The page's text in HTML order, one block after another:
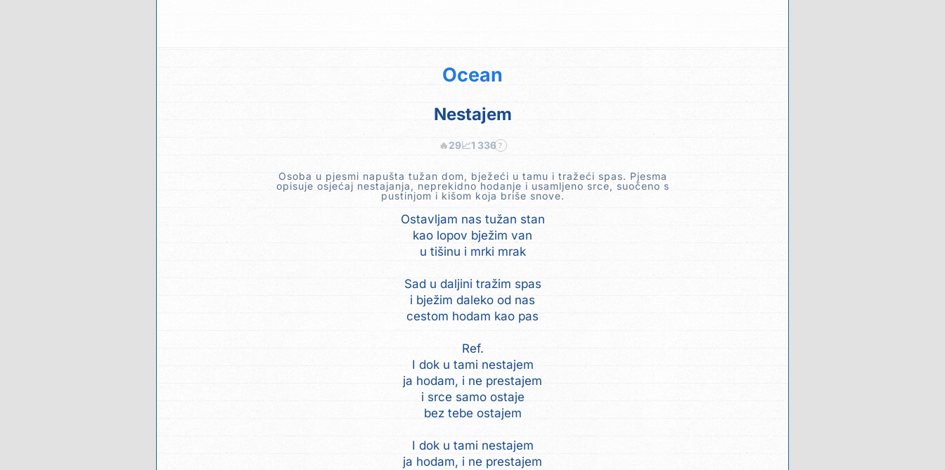
Ocean
Nestajem
🔥29📈1 336 ?
Osoba u pjesmi napušta tužan dom, bježeći u tamu i tražeći spas. Pjesma
opisuje osjećaj nestajanja, neprekidno hodanje i usamljeno srce, suočeno s
pustinjom i kišom koja briše snove.
Ostavljam nas tužan stan
kao lopov bježim van
u tišinu i mrki mrak
Sad u daljini tražim spas
i bježim daleko od nas
cestom hodam kao pas
Ref.
I dok u tami nestajem
ja hodam, i ne prestajem
i srce samo ostaje
bez tebe ostajem
I dok u tami nestajem
ja hodam, i ne prestajem